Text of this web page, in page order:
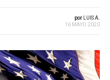
por LUIS A.
16 MAYO 2020